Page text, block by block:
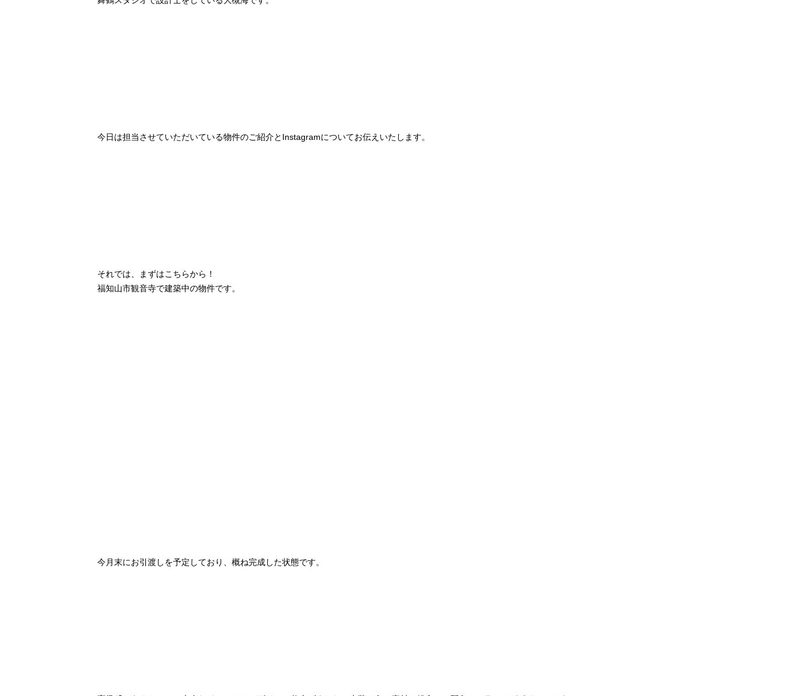
今日は担当させていただいている物件のご紹介とInstagramについてお伝えいたします。
それでは、まずはこちらから！
福知山市観音寺で建築中の物件です。
今月末にお引渡しを予定しており、概ね完成した状態です。